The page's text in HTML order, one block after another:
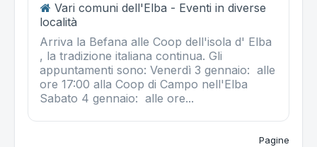
Vari comuni dell'Elba - Eventi in diverse
località
Arriva la Befana alle Coop dell'isola d' Elba
, la tradizione italiana continua. Gli
appuntamenti sono: Venerdì 3 gennaio: alle
ore 17:00 alla Coop di Campo nell'Elba
Sabato 4 gennaio: alle ore...
Pagine